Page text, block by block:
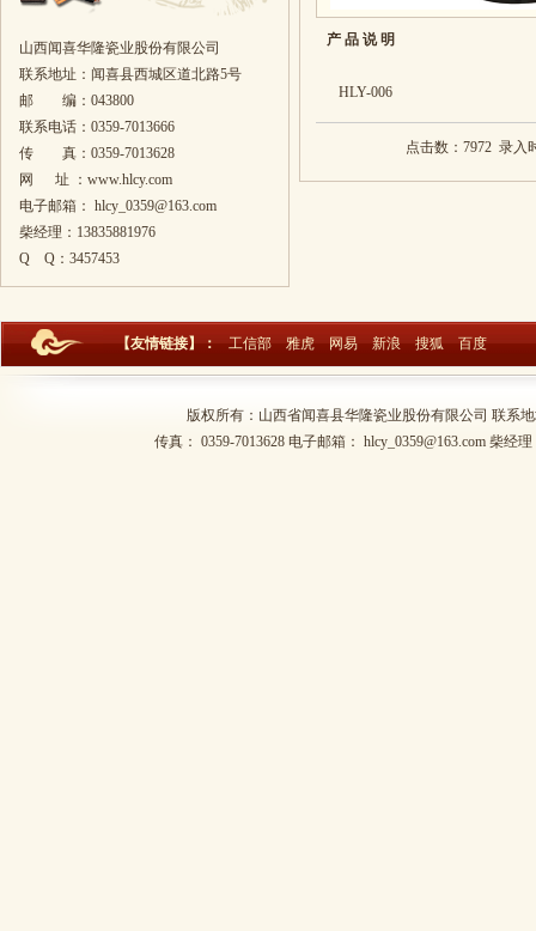
山西闻喜华隆瓷业股份有限公司
联系地址：闻喜县西城区道北路5号
邮 编：043800
联系电话： 0359-7013666
传 真： 0359-7013628
网 址 ：www.hlcy.com
电子邮箱： hlcy_0359@163.com
柴经理：13835881976
Q Q： 3457453
产 品 说 明
HLY-006
点击数：7972 录入
【友情链接】： 工信部 雅虎 网易 新浪 搜狐 百度
版权所有：山西省闻喜县华隆瓷业股份有限公司 联系
传真： 0359-7013628 电子邮箱： hlcy_0359@163.com 柴